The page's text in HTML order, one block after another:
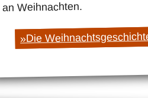
an Weihnachten.
»Die